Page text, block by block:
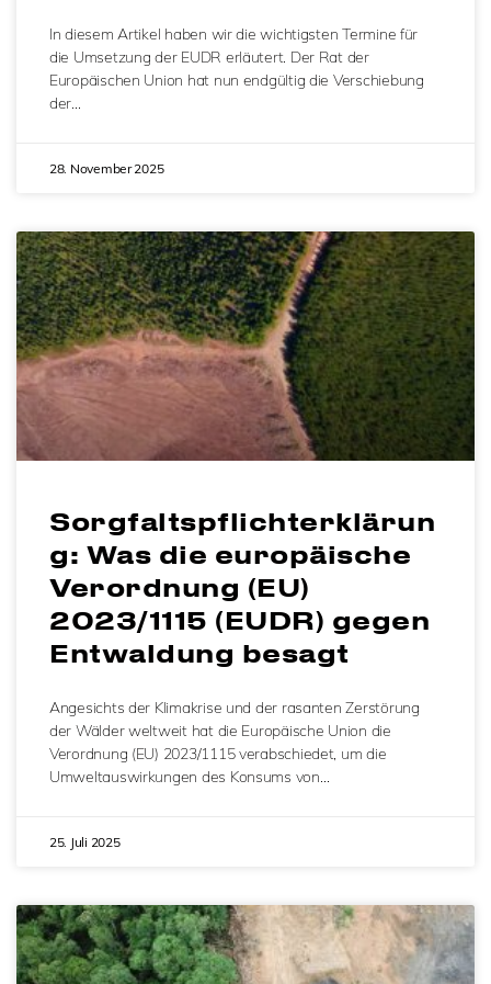
In diesem Artikel haben wir die wichtigsten Termine für
die Umsetzung der EUDR erläutert. Der Rat der
Europäischen Union hat nun endgültig die Verschiebung
der…
28. November 2025
Sorgfaltspflichterklärun
g: Was die europäische
Verordnung (EU)
2023/1115 (EUDR) gegen
Entwaldung besagt
Angesichts der Klimakrise und der rasanten Zerstörung
der Wälder weltweit hat die Europäische Union die
Verordnung (EU) 2023/1115 verabschiedet, um die
Umweltauswirkungen des Konsums von…
25. Juli 2025